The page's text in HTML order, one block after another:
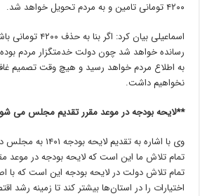
۴۲۰۰ تومانی تامین و به مردم تحویل خواهد شد.
اسماعیلی بیان کرد:
رسانده خواهد شد چون دولت خدمتگزار مردم
به اطلاع مردم خواهد رسید و هیچ وقت تصمیم
نخواهیم داشت.
**لایحه بودجه در موعد مقرر تقدیم مجلس می
وی با اشاره به تقدیم
تمام تلاش ما این است که لایحه بودجه در موعد
تمام تلاش دولت در لایحه بودجه این است که با
اختیارات را در استان‌ها بیشتر کند تا زمینه رشد